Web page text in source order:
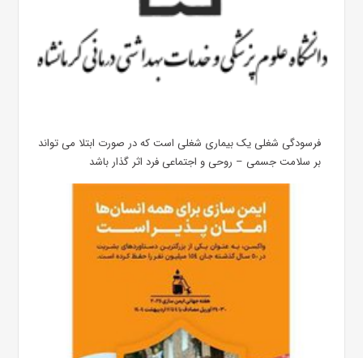
فرسودگی شغلی یک بیماری شغلی است که در صورت ابتلا می تواند
بر سلامت جسمی – روحی و اجتماعی فرد اثر گذار باشد